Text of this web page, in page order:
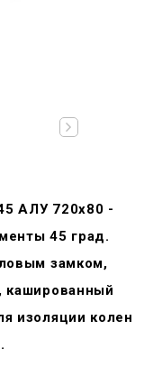
АЛУ 720x80 -
45 град.
замком,
кашированный
изоляции колен